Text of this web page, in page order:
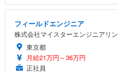
フィールドエンジニア
株式会社マイスターエンジニアリ
東京都
月給21万円～36万円
正社員